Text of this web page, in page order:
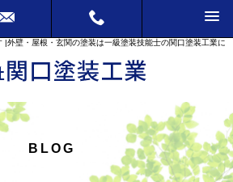
外壁・屋根・玄関の塗装は一級塗装技能士の関口塗装工業に
BLOG